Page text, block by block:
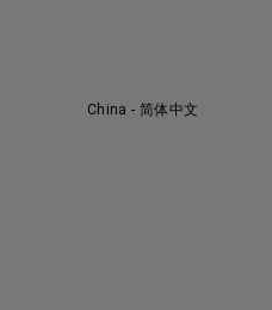
China - 简体中文